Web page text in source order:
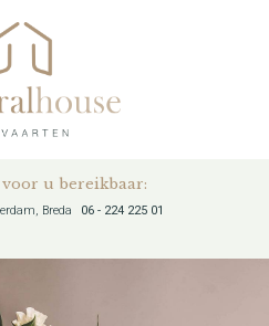
u bereikbaar:
Breda 06 - 224 225 01